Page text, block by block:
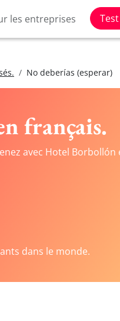
les entreprises
No deberías (esperar)
français.
avec Hotel
dans le monde.